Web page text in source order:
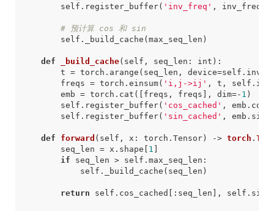
self . register_buffer( 'inv_freq' , inv_freq
# 预计算 cos 和 sin
self . _build_cache (max_seq_len )
def _build_cache( self , seq_len : int ) :
t = torch . arange ( seq_len , device=self .
freqs = torch . einsum( 'i,j->ij' , t , self .
emb = torch . cat ([ freqs , freqs ], dim=- 1 )
self . register_buffer( 'cos_cached' , emb . cos
self . register_buffer( 'sin_cached' , emb . sin
def forward ( self , x : torch . Tensor) -> torch .
seq_len = x . shape [ 1 ]
if
seq_len > self . max_seq_len :
self . _build_cache ( seq_len )
return self . cos_cached [: seq_len ], self .